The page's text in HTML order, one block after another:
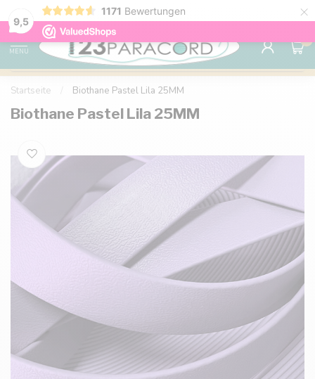
9,5
1171 Bewertungen ×
Kostenlose Lieferung nach Hause ab 150 €
MENU
0
Startseite Biothane Pastel Lila 25MM
Biothane Pastel Lila 25MM